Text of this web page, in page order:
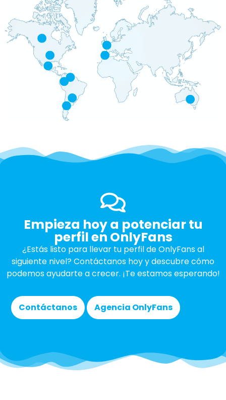
Empieza hoy a potenciar tu
perfil en OnlyFans
¿Estás listo para llevar tu perfil de OnlyFans al
siguiente nivel? Contáctanos hoy y descubre cómo
podemos ayudarte a crecer. ¡Te estamos esperando!
Contáctanos Agencia OnlyFans